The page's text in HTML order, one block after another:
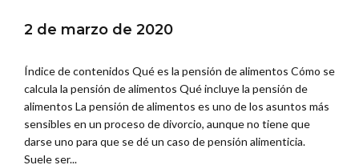
2 de marzo de 2020
Índice de contenidos Qué es la pensión de alimentos Cómo se
calcula la pensión de alimentos Qué incluye la pensión de
alimentos La pensión de alimentos es uno de los asuntos más
sensibles en un proceso de divorcio, aunque no tiene que
darse uno para que se dé un caso de pensión alimenticia.
Suele ser...